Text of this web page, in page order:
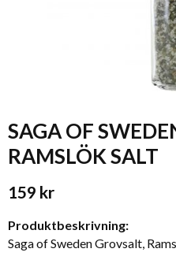
SAGA OF
RAMSLÖK SALT
159 kr
Produktbeskrivning:
Saga of Sweden Grovsalt,